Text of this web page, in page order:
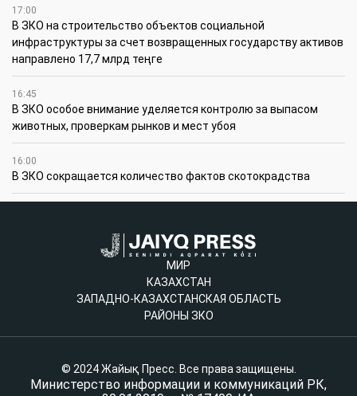
17:00
В ЗКО на строительство объектов социальной
инфраструктуры за счет возвращенных государству активов
направлено 17,7 млрд теңге
16:45
В ЗКО особое внимание уделяется контролю за выпасом
животных, проверкам рынков и мест убоя
16:00
В ЗКО сокращается количество фактов скотокрадства
МИР
КАЗАХСТАН
ЗАПАДНО-КАЗАХСТАНСКАЯ ОБЛАСТЬ
РАЙОНЫ ЗКО
© 2024 Жайық Пресс. Все права защищены.
Министерство информации и коммуникаций РК,